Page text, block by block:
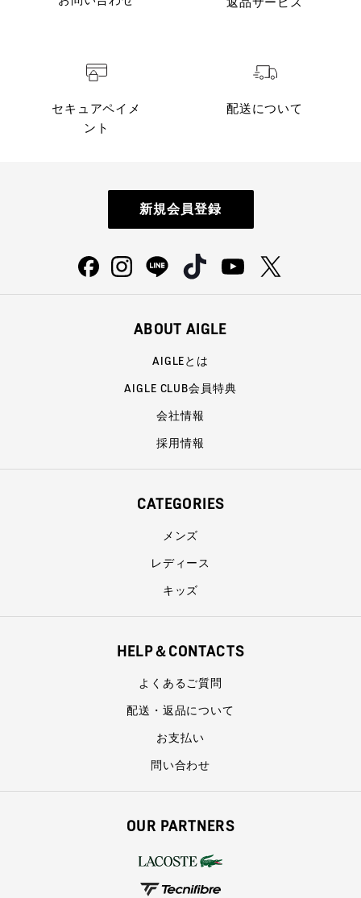
セキュアペイメ
ント
配送について
新規会員登録
ABOUT AIGLE
AIGLEとは
AIGLE CLUB会員特典
会社情報
採用情報
CATEGORIES
メンズ
レディース
キッズ
HELP＆CONTACTS
よくあるご質問
配送・返品について
お支払い
問い合わせ
OUR PARTNERS